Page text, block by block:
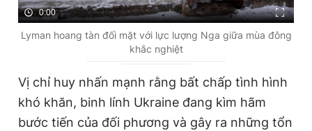
0:00
Lyman hoang tàn đối mặt với lực lượng Nga giữa mùa đông
khắc nghiệt
Vị chỉ huy nhấn mạnh rằng bất chấp tình hình
khó khăn, binh lính Ukraine đang kìm hãm
bước tiến của đối phương và gây ra những tổn